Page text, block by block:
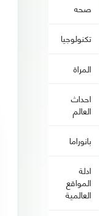
صحه
تكنولوجيا
المراة
احداث
العالم
بانوراما
ادلة
المواقع
العالمية